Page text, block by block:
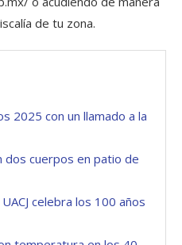
de tu zona.
2025 con un llamado a la
dos cuerpos en patio de
celebra los 100 años